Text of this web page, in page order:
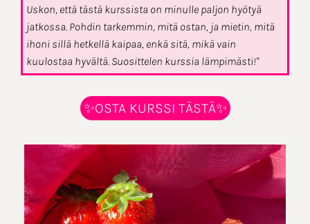
Uskon, että tästä kurssista on minulle paljon hyötyä
jatkossa. Pohdin tarkemmin, mitä ostan, ja mietin, mitä
ihoni sillä hetkellä kaipaa, enkä sitä, mikä vain
kuulostaa hyvältä. Suosittelen kurssia lämpimästi!"
✨OSTA KURSSI TÄSTÄ✨